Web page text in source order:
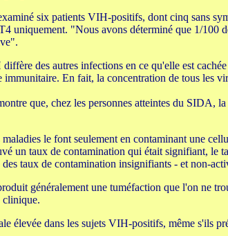
six patients VIH-positifs, dont cinq sans
uniquement. "Nous avons déterminé que 1/
des autres infections en ce qu'elle est
En fait, la concentration de tous les
que, chez les personnes atteintes du
le font seulement en contaminant une
un taux de contamination qui était signifiant,
taux de contamination insignifiants - et non-
généralement une tuméfaction que l'on ne
clinique.
élevée dans les sujets VIH-positifs, même s'ils